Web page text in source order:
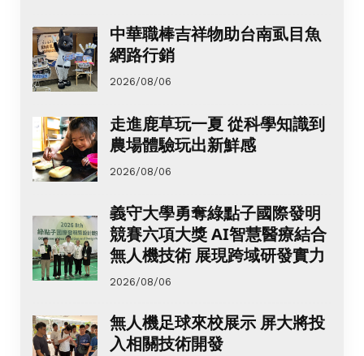
中華職棒吉祥物助台南虱目魚
網路行銷
2026/08/06
走進鹿草玩一夏 從科學知識到
農場體驗玩出新鮮感
2026/08/06
義守大學勇奪綠點子國際發明
競賽六項大獎 AI智慧醫療結合
無人機技術 展現跨域研發實力
2026/08/06
無人機足球來校展示 屏大將投
入相關技術開發